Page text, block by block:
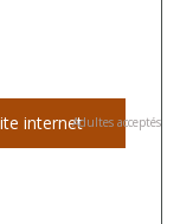
internetAdultes acceptés